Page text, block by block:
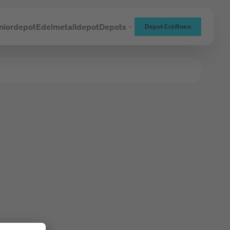
EdelmetalldepotDepots Depot Eröffnen